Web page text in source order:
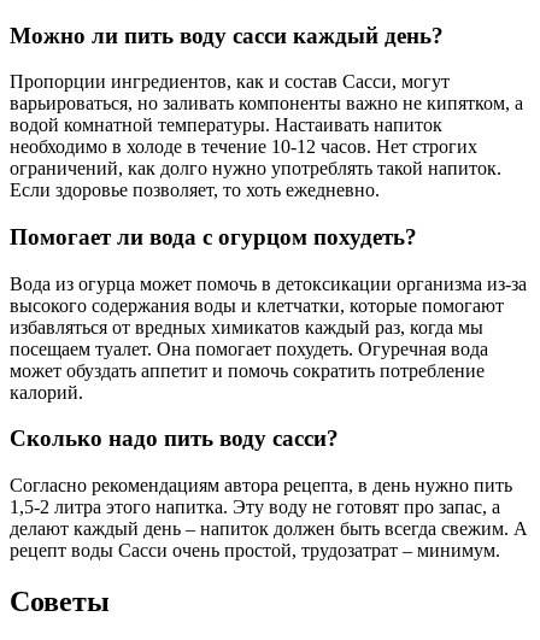
Можно ли пить воду сасси каждый день?
Пропорции ингредиентов, как и состав Сасси, могут
варьироваться, но заливать компоненты важно не кипятком, а
водой комнатной температуры. Настаивать напиток
необходимо в холоде в течение 10-12 часов. Нет строгих
ограничений, как долго нужно употреблять такой напиток.
Если здоровье позволяет, то хоть ежедневно.
Помогает ли вода с огурцом похудеть?
Вода из огурца может помочь в детоксикации организма из-за
высокого содержания воды и клетчатки, которые помогают
избавляться от вредных химикатов каждый раз, когда мы
посещаем туалет. Она помогает похудеть. Огуречная вода
может обуздать аппетит и помочь сократить потребление
калорий.
Сколько надо пить воду сасси?
Согласно рекомендациям автора рецепта, в день нужно пить
1,5-2 литра этого напитка. Эту воду не готовят про запас, а
делают каждый день – напиток должен быть всегда свежим. А
рецепт воды Сасси очень простой, трудозатрат – минимум.
Советы